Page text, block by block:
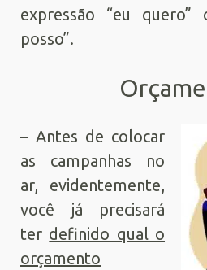
expressão “eu
posso”.
– Antes de colocar
as campanhas no
ar, evidentemente,
você já precisará
ter definido qual o
orçamento